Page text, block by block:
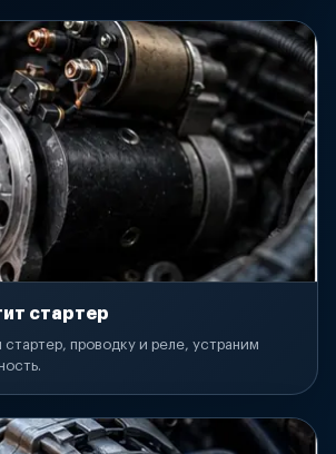
стартер
проводку и реле, устраним